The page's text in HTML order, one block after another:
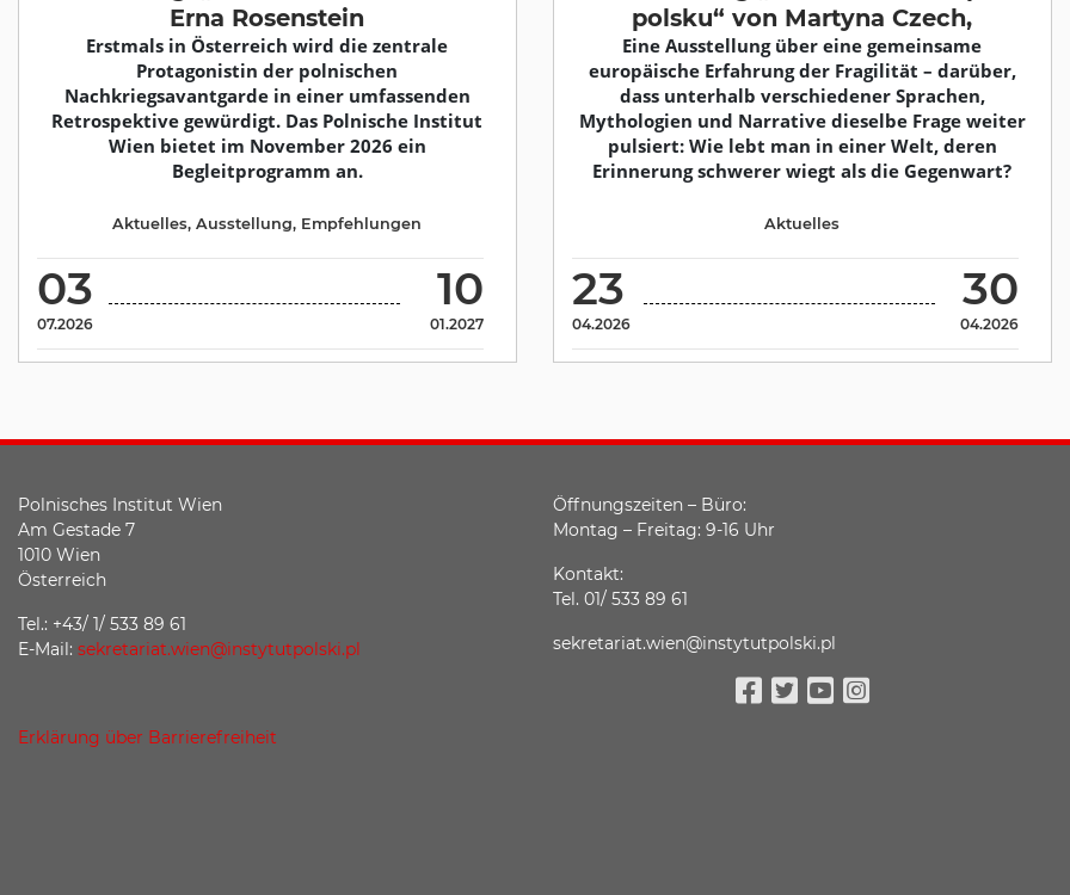
Erna Rosenstein
Erstmals in Österreich wird die zentrale
Protagonistin der polnischen
Nachkriegsavantgarde in einer umfassenden
Retrospektive gewürdigt. Das Polnische Institut
Wien bietet im November 2026 ein
Begleitprogramm an.
03
07.2026
10
01.2027
Aktuelles,Ausstellung, Empfehlungen
polsku“ von Martyna Czech,
Eine Ausstellung über eine gemeinsame
europäische Erfahrung der Fragilität – darüber,
dass unterhalb verschiedener Sprachen,
Mythologien und Narrative dieselbe Frage weiter
pulsiert: Wie lebt man in einer Welt, deren
Erinnerung schwerer wiegt als die Gegenwart?
23
04.2026
30
04.2026
Aktuelles
Polnisches Institut Wien
Am Gestade 7
1010 Wien
Österreich
Tel.: +43/ 1/ 533 89 61
E-Mail: sekretariat.wien@instytutpolski.pl
Erklärung über Barrierefreiheit
Öffnungszeiten – Büro:
Montag – Freitag: 9-16 Uhr
Kontakt:
Tel. 01/ 533 89 61
sekretariat.wien@instytutpolski.pl